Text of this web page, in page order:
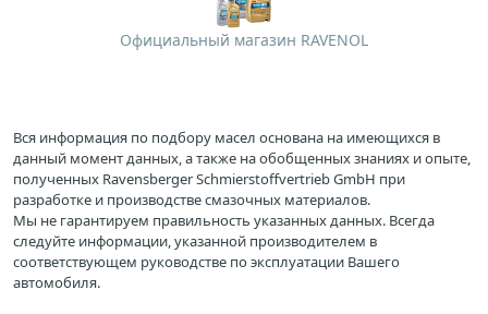
Официальный магазин RAVENOL
Вся информация по подбору масел основана на имеющихся в
данный момент данных, а также на обобщенных знаниях и опыте,
полученных Ravensberger Schmierstoffvertrieb GmbH при
разработке и производстве смазочных материалов.
Мы не гарантируем правильность указанных данных. Всегда
следуйте информации, указанной производителем в
соответствующем руководстве по эксплуатации Вашего
автомобиля.